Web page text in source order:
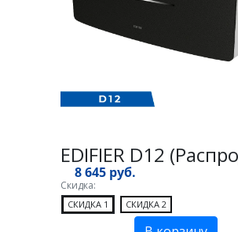
EDIFIER D12
8 645 руб.
Скидка:
СКИДКА 1 СКИДКА 2